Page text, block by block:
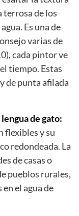
terrosa de los
Es una de
varias de
cada pintor ve
tiempo. Estas
de punta afilada
de gato:
flexibles y su
redondeada. La
de casas o
pueblos rurales,
el agua de